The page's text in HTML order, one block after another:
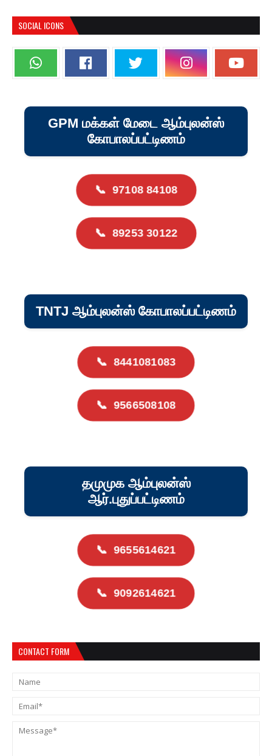
SOCIAL ICONS
GPM மக்கள் மேடை ஆம்புலன்ஸ்
கோபாலப்பட்டிணம்
📞 97108 84108
📞 89253 30122
TNTJ ஆம்புலன்ஸ் கோபாலப்பட்டிணம்
📞 8441081083
📞 9566508108
தமுமுக ஆம்புலன்ஸ்
ஆர்.புதுப்பட்டிணம்
📞 9655614621
📞 9092614621
CONTACT FORM